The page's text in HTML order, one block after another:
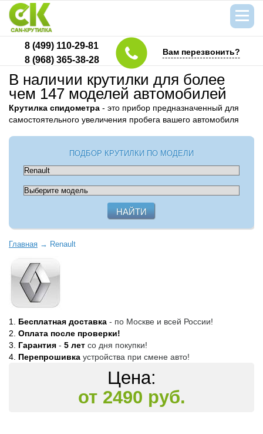
8 (499) 110-29-81
8 (968) 365-38-28
Вам перезвонить?
В наличии крутилки для более
чем 147 моделей автомобилей
Крутилка спидометра - это прибор предназначенный для
самостоятельного увеличения пробега вашего автомобиля
ПОДБОР КРУТИЛКИ ПО МОДЕЛИ
Главная → Renault
Бесплатная доставка - по Москве и всей России!
Оплата после проверки!
Гарантия - 5 лет со дня покупки!
Перепрошивка устройства при смене авто!
Цена:
от 2490 руб.